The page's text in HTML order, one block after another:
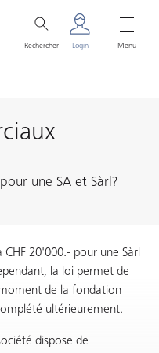
Rechercher Login Menu
une SA et Sàrl?
20'000.- pour une Sàrl
la loi permet de
de la fondation
ultérieurement.
dispose de